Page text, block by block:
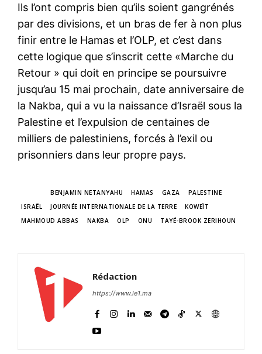
Ils l’ont compris bien qu’ils soient gangrénés
par des divisions, et un bras de fer à non plus
finir entre le Hamas et l’OLP, et c’est dans
cette logique que s’inscrit cette «Marche du
Retour » qui doit en principe se poursuivre
jusqu’au 15 mai prochain, date anniversaire de
la Nakba, qui a vu la naissance d’Israël sous la
Palestine et l’expulsion de centaines de
milliers de palestiniens, forcés à l’exil ou
prisonniers dans leur propre pays.
BENJAMIN NETANYAHU HAMAS GAZA
PALESTINE
ISRAËL
JOURNÉE INTERNATIONALE DE LA TERRE
KOWEÏT
MAHMOUD ABBAS
NAKBA OLP ONU TAYÉ-BROOK ZERIHOUN
Rédaction
https://www.le1.ma